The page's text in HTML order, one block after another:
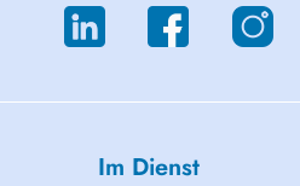
Im Dienst